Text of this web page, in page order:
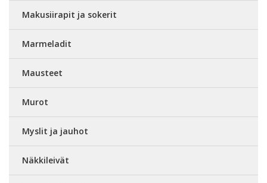
Makusiirapit ja sokerit
Marmeladit
Mausteet
Murot
Myslit ja jauhot
Näkkileivät